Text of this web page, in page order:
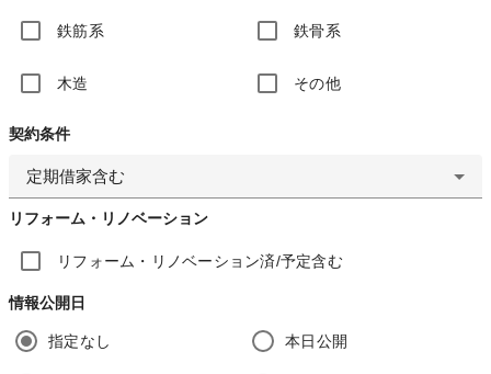
鉄筋系 鉄骨系
木造 その他
契約条件
定期借家含む
リフォーム・リノベーション
リフォーム・リノベーション済/予定含む
情報公開日
指定なし 本日公開